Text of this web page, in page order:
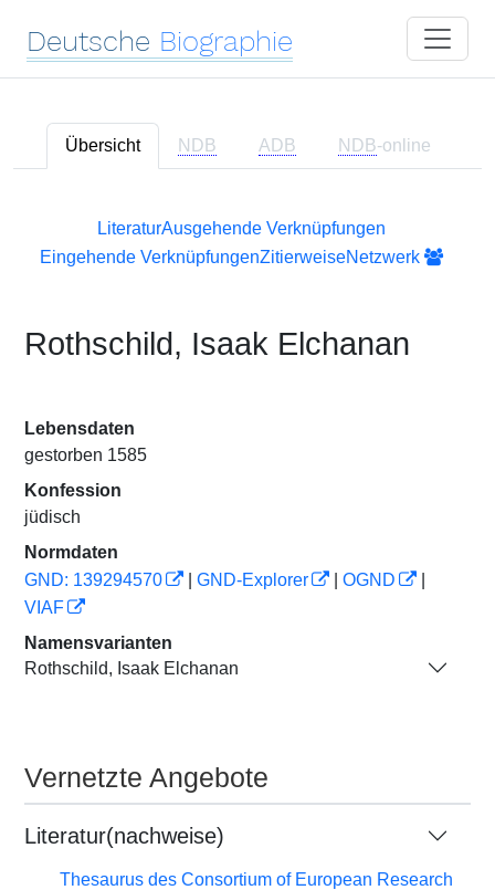
Deutsche Biographie
Übersicht NDB ADB NDB-online
LiteraturAusgehende Verknüpfungen
Eingehende VerknüpfungenZitierweiseNetzwerk
Rothschild, Isaak Elchanan
Lebensdaten
gestorben 1585
Konfession
jüdisch
Normdaten
GND: 139294570
GND-Explorer OGND
VIAF
Namensvarianten
Rothschild, Isaak Elchanan
Vernetzte Angebote
Literatur(nachweise)
Thesaurus des Consortium of European Research